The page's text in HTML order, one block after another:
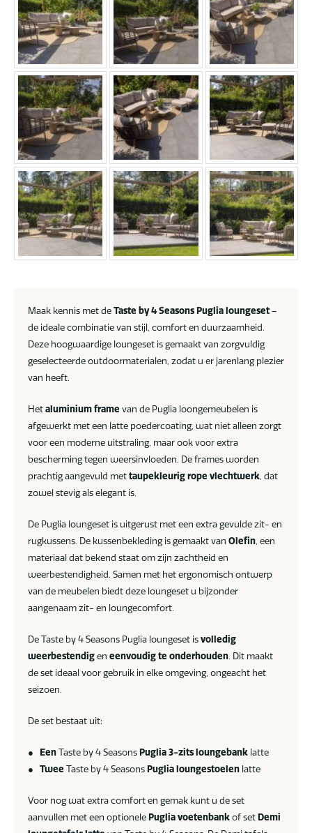
Maak kennis met deTaste by 4 Seasons Puglia loungeset–
de ideale combinatie van stijl, comfort en duurzaamheid.
Deze hoogwaardige loungeset is gemaakt van zorgvuldig
geselecteerde outdoormaterialen, zodat u er jarenlang plezier
van heeft.
Hetaluminium frame van de Puglia loongemeubelen is
afgewerkt met een latte poedercoating, wat niet alleen zorgt
voor een moderne uitstraling, maar ook voor extra
bescherming tegen weersinvloeden. De frames worden
prachtig aangevuld mettaupekleurig rope vlechtwerk , dat
zowel stevig als elegant is.
De Puglia loungeset is uitgerust met een extra gevulde zit- en
rugkussens. De kussenbekleding is gemaakt van Olefin , een
materiaal dat bekend staat om zijn zachtheid en
weerbestendigheid. Samen met het ergonomisch ontwerp
van de meubelen biedt deze loungeset u bijzonder
aangenaam zit- en loungecomfort.
De Taste by 4 Seasons Puglia loungeset isvolledig
weerbestendigen eenvoudig te onderhouden . Dit maakt
de set ideaal voor gebruik in elke omgeving, ongeacht het
seizoen.
De set bestaat uit:
● EenTaste by 4 SeasonsPuglia 3-zits loungebank latte
● Twee Taste by 4 SeasonsPuglia loungestoelen latte
Voor nog wat extra comfort en gemak kunt u de set
aanvullen met een optionelePuglia voetenbankof setDemi